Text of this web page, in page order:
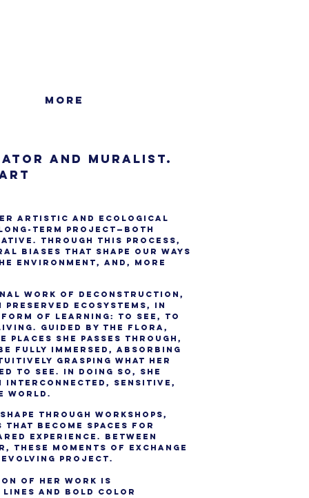
More
and muralist.
artistic and ecological
term project—both
Through this process,
biases that shape our ways
environment, and, more
work of deconstruction,
preserved ecosystems, in
of learning: to see, to
Guided by the flora,
places she passes through,
fully immersed, absorbing
grasping what her
to see. In doing so, she
interconnected, sensitive,
world.
through workshops,
become spaces for
experience. Between
these moments of exchange
project.
of her work is
lines and bold color